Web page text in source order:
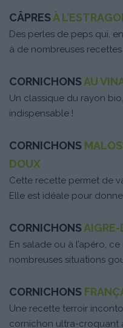
CÂPRESÀ
Des perles de peps qui,
à de nombreuses recettes
CORNICHONSAU
Un classique du rayon
indispensable !
CORNICHONS
DOUX
Cette recette permet de
Elle est idéale pour
CORNICHONS
En salade ou à l’apéro,
nombreuses situations
CORNICHONS
Une recette terroir
cornichon ultra-croquant